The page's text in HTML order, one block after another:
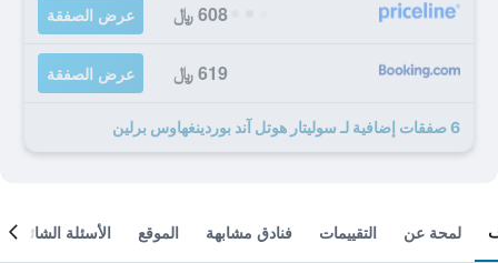
608 ﷼ عرض الصفقة
619 ﷼ عرض الصفقة
6 صفقات إضافية لـ سوليتار هوتل آند بوردينغهاوس برلين
لمحة عن التقييمات فنادق مشابهة الموقع الأسئلة الشائعة